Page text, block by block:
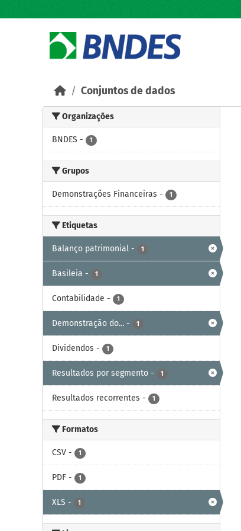
Conjuntos de dados
Organizações
BNDES - 1
Grupos
Demonstrações Financeiras - 1
Etiquetas
Balanço patrimonial - 1
Basileia - 1
Contabilidade - 1
Demonstração do... - 1
Dividendos - 1
Resultados por segmento - 1
Resultados recorrentes - 1
Formatos
CSV - 1
PDF - 1
XLS - 1